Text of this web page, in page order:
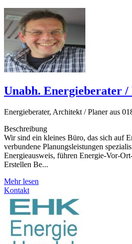
Unabh. Energieberater
Energieberater, Architekt / Planer aus
Beschreibung
Wir sind ein kleines Büro, das sich auf
verbundene Planungsleistungen
Energieausweis, führen Energie-Vor-
Erstellen Be...
Mehr lesen
Kontakt